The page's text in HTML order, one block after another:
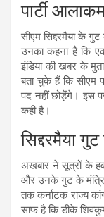
पार्टी
सीएम सिद्दरमैया के
उनका कहना है कि
इंडिया की खबर के
बता चुके हैं कि सीएम
पद नहीं छोड़ेंगे। इस
कही है।
सिद्दरमैया
अखबार ने सूत्रों के
और उनके गुट के
तक कर्नाटक राज्य
साफ है कि डीके